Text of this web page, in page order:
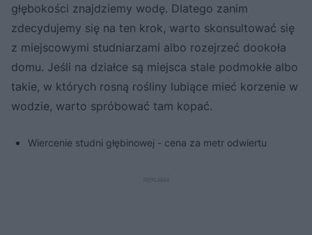
głębokości znajdziemy wodę. Dlatego zanim
zdecydujemy się na ten krok, warto skonsultować się
z miejscowymi studniarzami albo rozejrzeć dookoła
domu. Jeśli na działce są miejsca stale podmokłe albo
takie, w których rosną rośliny lubiące mieć korzenie w
wodzie, warto spróbować tam kopać.
Wiercenie studni głębinowej - cena za metr odwiertu